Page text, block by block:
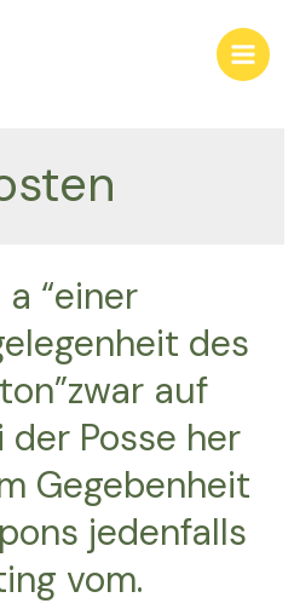
Main
“einer
des
auf
der Posse her
Gegebenheit
jedenfalls
vom.